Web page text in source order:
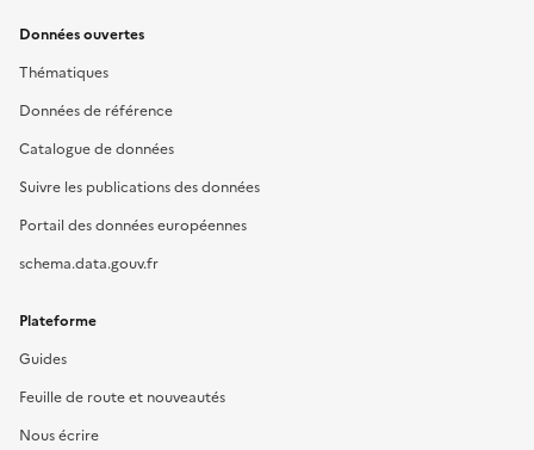
Données ouvertes
Thématiques
Données de référence
Catalogue de données
Suivre les publications des données
Portail des données européennes
schema.data.gouv.fr
Plateforme
Guides
Feuille de route et nouveautés
Nous écrire